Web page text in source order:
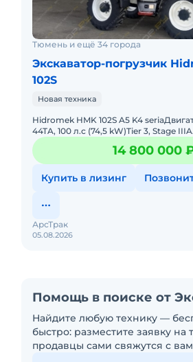
Тюмень и ещё 34 города
Экскаватор-погрузчик
102S
Новая техника
Hidromek HMK 102S A5 K4
44TA, 100 л.с (74,5 kW)Tier 3, Stage
рядное расположениеРабочий
см3.Турбона
14 800 000
Купить в лизинг
05.08.2026
АрсТрак
Помощь в поиске от
Найдите любую технику —
быстро: разместите заявку на
продавцы сами свяжутся с